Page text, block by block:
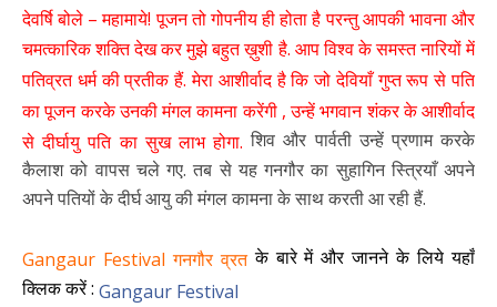
देवर्षि बोले – महामाये! पूजन तो गोपनीय ही होता है परन्तु आपकी भावना और
चमत्कारिक शक्ति देख कर मुझे बहुत ख़ुशी है. आप विश्व के समस्त नारियों में
पतिव्रत धर्म की प्रतीक हैं. मेरा आशीर्वाद है कि जो देवियाँ गुप्त रूप से पति
का पूजन करके उनकी मंगल कामना करेंगी , उन्हें भगवान शंकर के आशीर्वाद
से दीर्घायु पति का सुख लाभ होगा. शिव और पार्वती उन्हें प्रणाम करके
कैलाश को वापस चले गए. तब से यह गनगौर का सुहागिन स्त्रियाँ अपने
अपने पतियों के दीर्घ आयु की मंगल कामना के साथ करती आ रही हैं.
Gangaur Festival गनगौर व्रतके बारे में और जानने के लिये यहाँ
क्लिक करें : Gangaur Festival